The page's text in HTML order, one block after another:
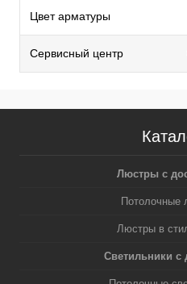
Цвет арматуры
Сервисный центр
Люстры с
Потолочные
Люстры в
Светильники с